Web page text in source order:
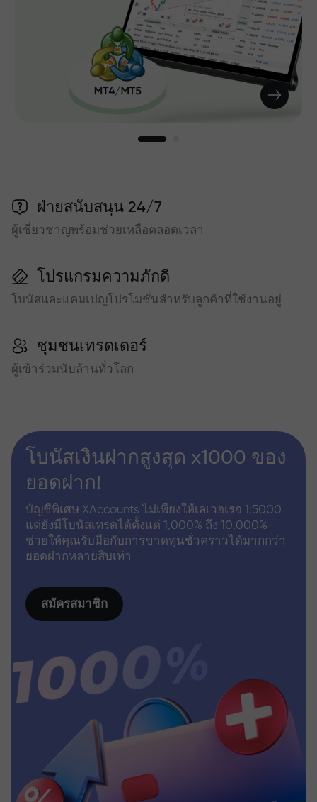
ฝ่ายสนับสนุน 24/7
ผู้เชี่ยวชาญพร้อมช่วยเหลือตลอดเวลา
โปรแกรมความภักดี
โบนัสและแคมเปญโปรโมชั่นสำหรับลูกค้าที่ใช้งานอยู่
ชุมชนเทรดเดอร์
ผู้เข้าร่วมนับล้านทั่วโลก
โบนัสเงินฝากสูงสุด x1000 ของ
ยอดฝาก!
บัญชีพิเศษ XAccounts ไม่เพียงให้เลเวอเรจ 1:5000
แต่ยังมีโบนัสเทรดได้ตั้งแต่ 1,000% ถึง 10,000%
ช่วยให้คุณรับมือกับการขาดทุนชั่วคราวได้มากกว่า
ยอดฝากหลายสิบเท่า
สมัครสมาชิก